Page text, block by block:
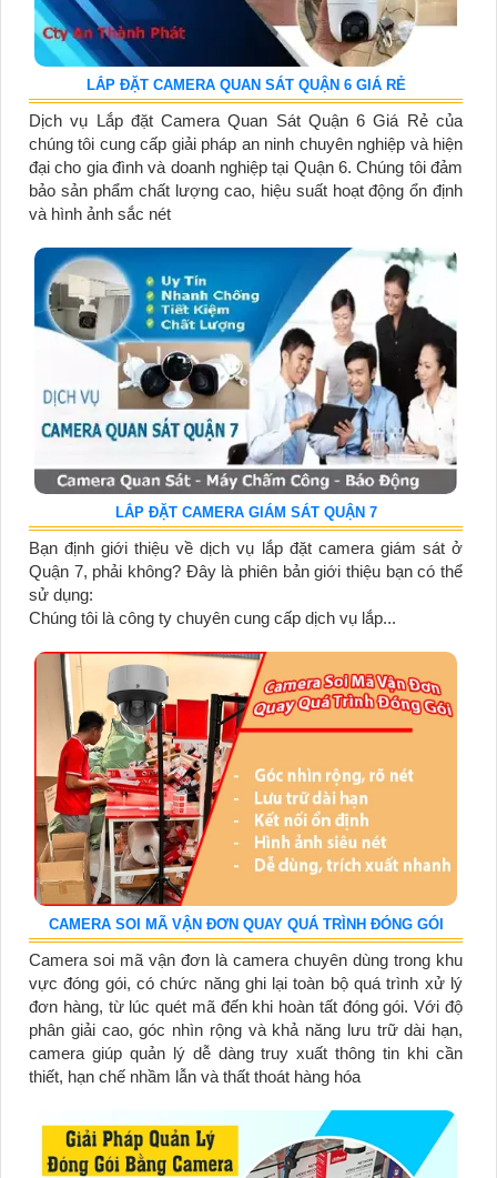
LẮP ĐẶT CAMERA QUAN SÁT QUẬN 6 GIÁ RẺ
Dịch vụ Lắp đặt Camera Quan Sát Quận 6 Giá Rẻ của
chúng tôi cung cấp giải pháp an ninh chuyên nghiệp và hiện
đại cho gia đình và doanh nghiệp tại Quận 6. Chúng tôi đảm
bảo sản phẩm chất lượng cao, hiệu suất hoạt động ổn định
và hình ảnh sắc nét
LẮP ĐẶT CAMERA GIÁM SÁT QUẬN 7
Bạn định giới thiệu về dịch vụ lắp đặt camera giám sát ở
Quận 7, phải không? Đây là phiên bản giới thiệu bạn có thể
sử dụng:
Chúng tôi là công ty chuyên cung cấp dịch vụ lắp...
CAMERA SOI MÃ VẬN ĐƠN QUAY QUÁ TRÌNH ĐÓNG GÓI
Camera soi mã vận đơn là camera chuyên dùng trong khu
vực đóng gói, có chức năng ghi lại toàn bộ quá trình xử lý
đơn hàng, từ lúc quét mã đến khi hoàn tất đóng gói. Với độ
phân giải cao, góc nhìn rộng và khả năng lưu trữ dài hạn,
camera giúp quản lý dễ dàng truy xuất thông tin khi cần
thiết, hạn chế nhầm lẫn và thất thoát hàng hóa